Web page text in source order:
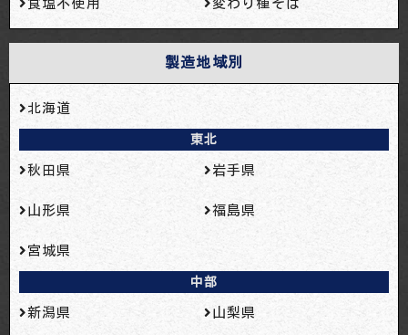
製造地域別
北海道
東北
秋田県 岩手県
山形県 福島県
宮城県
中部
新潟県 山梨県